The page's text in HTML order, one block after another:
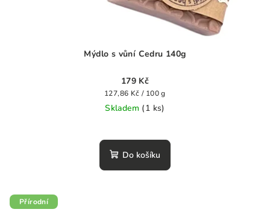
Mýdlo s vůní Cedru 140g
179 Kč
Měrná
cena:
127,86 Kč / 100 g
Skladem (1 ks)
hodnocení
produktu
Do košíku
Přírodní